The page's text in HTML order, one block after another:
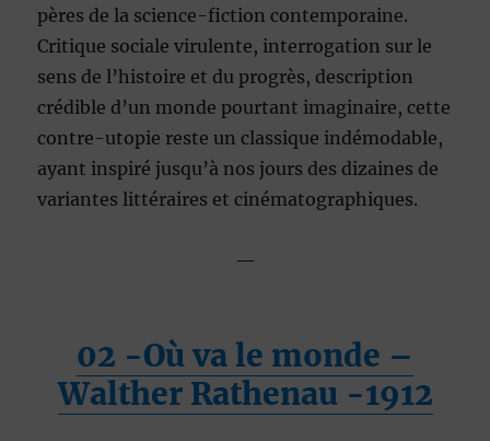
pères de la science-fiction contemporaine.
Critique sociale virulente, interrogation sur le
sens de l’histoire et du progrès, description
crédible d’un monde pourtant imaginaire, cette
contre-utopie reste un classique indémodable,
ayant inspiré jusqu’à nos jours des dizaines de
variantes littéraires et cinématographiques.
—
02 -Où va le monde –
Walther Rathenau -1912